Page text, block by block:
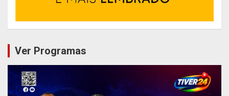
Ver Programas